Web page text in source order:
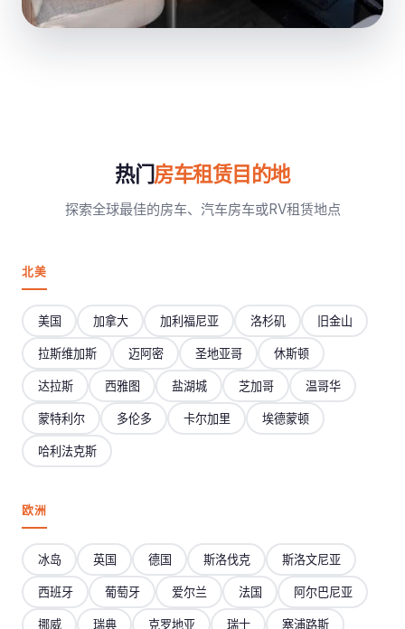
热门房车租赁目的地
探索全球最佳的房车、汽车房车或RV租赁地点
北美
美国 加拿大 加利福尼亚 洛杉矶 旧金山
拉斯维加斯 迈阿密 圣地亚哥 休斯顿
达拉斯 西雅图 盐湖城 芝加哥 温哥华
蒙特利尔 多伦多 卡尔加里 埃德蒙顿
哈利法克斯
欧洲
冰岛 英国 德国 斯洛伐克 斯洛文尼亚
西班牙 葡萄牙 爱尔兰 法国 阿尔巴尼亚
挪威 瑞典 克罗地亚 瑞士 塞浦路斯